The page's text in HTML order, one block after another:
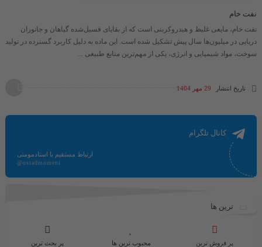
نفت خام
نفت خام، مایعی غلیظ و هیدروکربنی است که از بقایای فسیل‌شده گیاهان و جانوران
دریایی در میلیون‌ها سال پیش تشکیل شده است. این ماده به دلیل کاربرد گسترده در تولید
سوخت، مواد شیمیایی و انرژی، یکی از مهم‌ترین منابع طبیعی ...
تاریخ انتشار 29 مهر 1404
کانال تلگرام
ارتباط مستقیم با استادمومنی
@ostadmomeni
ترین ها
پر فروش ترین محبوب ترین ها پر بحث ترین